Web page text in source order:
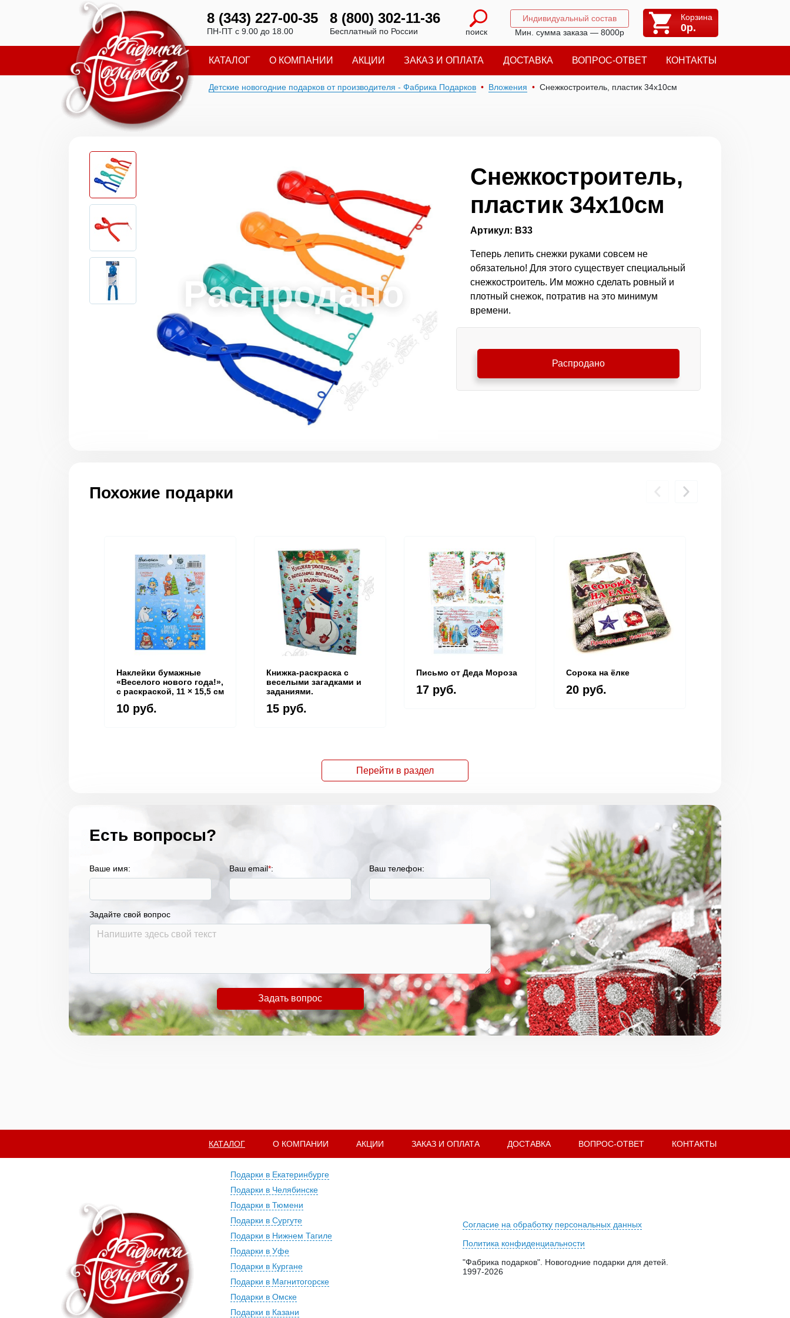
8 (343) 227-00-35
ПН-ПТ с 9.00 до 18.00
8 (800) 302-11-36
Бесплатный по России поиск
Индивидуальный состав
Мин. сумма заказа — 8000р
Корзина
0р.
КАТАЛОГ О КОМПАНИИ АКЦИИ ЗАКАЗ И ОПЛАТА ДОСТАВКА ВОПРОС-ОТВЕТ КОНТАКТЫ
Детские новогодние подарков от производителя - Фабрика Подарков Вложения Снежкостроитель, пластик 34х10см
Снежкостроитель,
пластик 34х10см
Артикул: В33
Теперь лепить снежки руками совсем не
обязательно! Для этого существует специальный
снежкостроитель. Им можно сделать ровный и
плотный снежок, потратив на это минимум
времени.
Распродано
Похожие подарки
Наклейки бумажные
«Веселого нового года!»,
c раскраской, 11 × 15,5 см
10 руб.
Книжка-раскраска с
веселыми загадками и
заданиями.
15 руб.
Письмо от Деда Мороза
17 руб.
Сорока на ёлке
20 руб.
Перейти в раздел
Есть вопросы?
Ваше имя: Ваш email*: Ваш телефон:
Задайте свой вопрос
Задать вопрос
КАТАЛОГ О КОМПАНИИ АКЦИИ ЗАКАЗ И ОПЛАТА ДОСТАВКА ВОПРОС-ОТВЕТ КОНТАКТЫ
Подарки в Екатеринбурге
Подарки в Челябинске
Подарки в Тюмени
Подарки в Сургуте
Подарки в Нижнем Тагиле
Подарки в Уфе
Подарки в Кургане
Подарки в Магнитогорске
Подарки в Омске
Подарки в Казани
Согласие на обработку персональных данных
Политика конфиденциальности
"Фабрика подарков". Новогодние подарки для детей.
1997-2026